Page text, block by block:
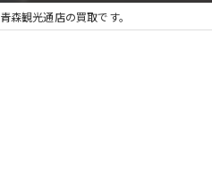
青森観光通店の買取です。